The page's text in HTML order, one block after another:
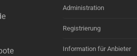
Administration
Registrierung
Information für Anbieter